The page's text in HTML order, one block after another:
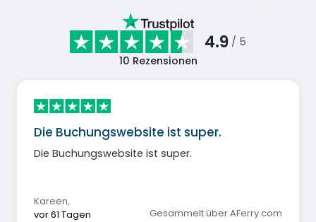
4.9 / 5
10 Rezensionen
Die Buchungswebsite ist super.
Die Buchungswebsite ist super.
Kareen,
vor 61 Tagen
Gesammelt über AFerry.com